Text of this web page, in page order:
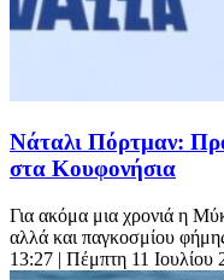
Νάταλι Πόρτμαν:
στα Κουφονήσια
Για ακόμα μια χρονιά η
αλλά και παγκοσμίου
13:27 | Πέμπτη 11 Ιουλίου